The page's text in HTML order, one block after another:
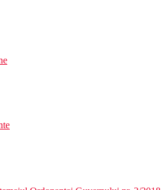
sezlonguri, umbrele si saltele gratuite,
este la aproximativ 180 m de
drum de coasta, acces prin pasaj
gratuite